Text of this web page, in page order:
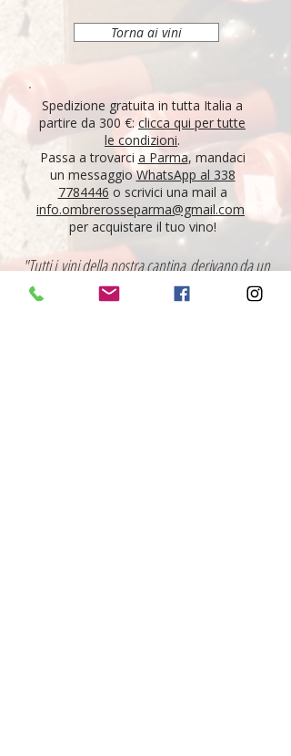
Torna ai vini
Spedizione gratuita in tutta Italia a
partire da 300 €:clicca qui per tutte
le condizioni.
Passa a trovarci a Parma, mandaci
un messaggioWhatsApp al 338
7784446 o scrivici una mail a
info.ombrerosseparma@gmail.com
per acquistare il tuo vino!
"Tutti i vini della nostra cantina derivano da un
lungo percorso di ricerca, iniziato nel 1995 con
l'apertura di Ombre Rosse, che prosegue tutt'oggi.